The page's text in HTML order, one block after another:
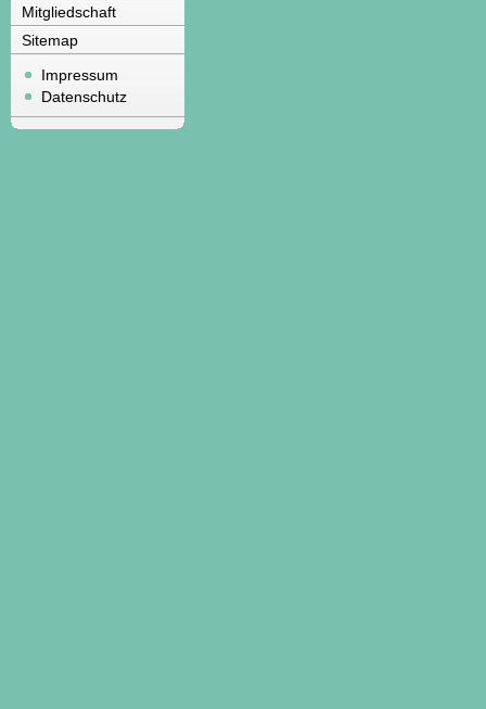
Mitgliedschaft
Sitemap
Impressum
Datenschutz